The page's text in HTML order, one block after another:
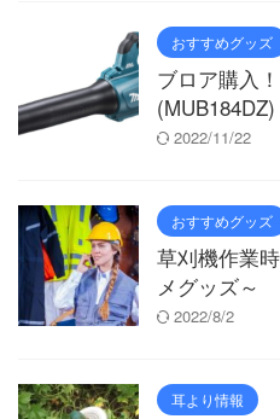
おすすめグッズ
ブロア購入
2022/11/22
おすすめグッズ
草刈機作業
メグッズ～
2022/8/2
耳より情報